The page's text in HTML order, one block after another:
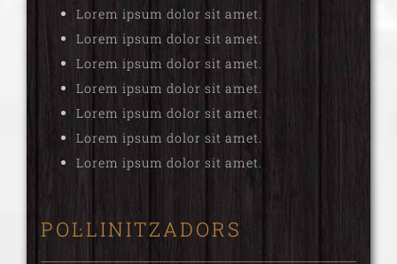
Lorem ipsum dolor sit amet.
Lorem ipsum dolor sit amet.
Lorem ipsum dolor sit amet.
Lorem ipsum dolor sit amet.
Lorem ipsum dolor sit amet.
Lorem ipsum dolor sit amet.
Lorem ipsum dolor sit amet.
POL·LINITZADORS